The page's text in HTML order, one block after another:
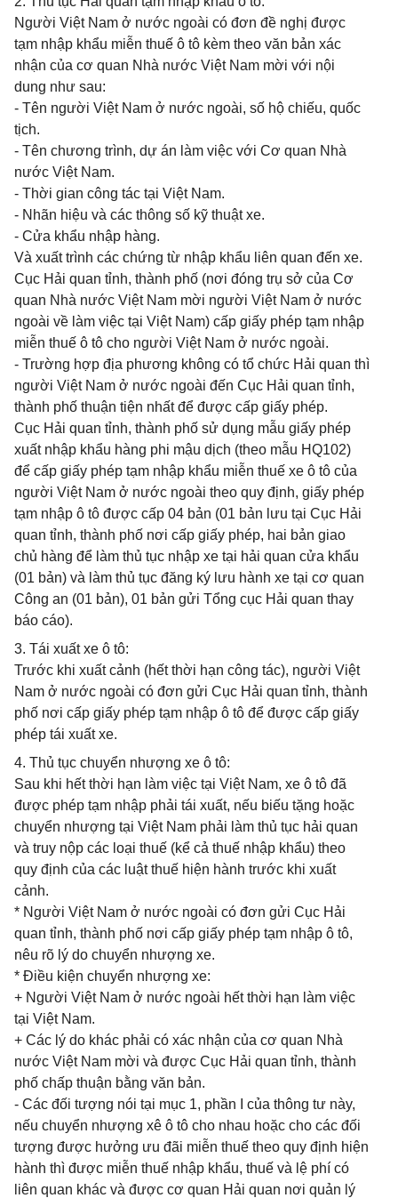
Người Việt Nam ở nước ngoài có đơn đề nghị được
tạm nhập khẩu miễn thuế ô tô kèm theo văn bản xác
nhận của cơ quan Nhà nước Việt Nam mời với nội
dung như sau:
- Tên người Việt Nam ở nước ngoài, số hộ chiếu, quốc
tịch.
- Tên chương trình, dự án làm việc với Cơ quan Nhà
nước Việt Nam.
- Thời gian công tác tại Việt Nam.
- Nhãn hiệu và các thông số kỹ thuật xe.
- Cửa khẩu nhập hàng.
Và xuất trình các chứng từ nhập khẩu liên quan đến xe.
Cục Hải quan tỉnh, thành phố (nơi đóng trụ sở của Cơ
quan Nhà nước Việt Nam mời người Việt Nam ở nước
ngoài về làm việc tại Việt Nam) cấp giấy phép tạm nhập
miễn thuế ô tô cho người Việt Nam ở nước ngoài.
- Trường hợp địa phương không có tổ chức Hải quan thì
người Việt Nam ở nước ngoài đến Cục Hải quan tỉnh,
thành phố thuận tiện nhất để được cấp giấy phép.
Cục Hải quan tỉnh, thành phố sử dụng mẫu giấy phép
xuất nhập khẩu hàng phi mậu dịch (theo mẫu HQ102)
để cấp giấy phép tạm nhập khẩu miễn thuế xe ô tô của
người Việt Nam ở nước ngoài theo quy định, giấy phép
tạm nhập ô tô được cấp 04 bản (01 bản lưu tại Cục Hải
quan tỉnh, thành phố nơi cấp giấy phép, hai bản giao
chủ hàng để làm thủ tục nhập xe tại hải quan cửa khẩu
(01 bản) và làm thủ tục đăng ký lưu hành xe tại cơ quan
Công an (01 bản), 01 bản gửi Tổng cục Hải quan thay
báo cáo).
3. Tái xuất xe ô tô:
Trước khi xuất cảnh (hết thời hạn công tác), người Việt
Nam ở nước ngoài có đơn gửi Cục Hải quan tỉnh, thành
phố nơi cấp giấy phép tạm nhập ô tô để được cấp giấy
phép tái xuất xe.
4. Thủ tục chuyển nhượng xe ô tô:
Sau khi hết thời hạn làm việc tại Việt Nam, xe ô tô đã
được phép tạm nhập phải tái xuất, nếu biếu tặng hoặc
chuyển nhượng tại Việt Nam phải làm thủ tục hải quan
và truy nộp các loại thuế (kể cả thuế nhập khẩu) theo
quy định của các luật thuế hiện hành trước khi xuất
cảnh.
* Người Việt Nam ở nước ngoài có đơn gửi Cục Hải
quan tỉnh, thành phố nơi cấp giấy phép tạm nhập ô tô,
nêu rõ lý do chuyển nhượng xe.
* Điều kiện chuyển nhượng xe:
+ Người Việt Nam ở nước ngoài hết thời hạn làm việc
tại Việt Nam.
+ Các lý do khác phải có xác nhận của cơ quan Nhà
nước Việt Nam mời và được Cục Hải quan tỉnh, thành
phố chấp thuận bằng văn bản.
- Các đối tượng nói tại mục 1, phần I của thông tư này,
nếu chuyển nhượng xê ô tô cho nhau hoặc cho các đối
tượng được hưởng ưu đãi miễn thuế theo quy định hiện
hành thì được miễn thuế nhập khẩu, thuế và lệ phí có
liên quan khác và được cơ quan Hải quan nơi quản lý